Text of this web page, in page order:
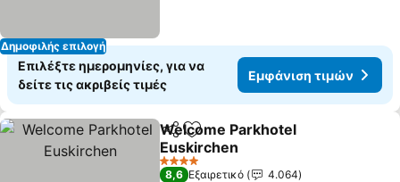
Δημοφιλής επιλογή
Επιλέξτε ημερομηνίες, για να
δείτε τις ακριβείς τιμές
Εμφάνιση τιμών
Κοινοποίηση
Προσθήκη στα αγαπημένα
Welcome Parkhotel
Euskirchen
4 Αστέρια
8,6 Εξαιρετικό
4.064